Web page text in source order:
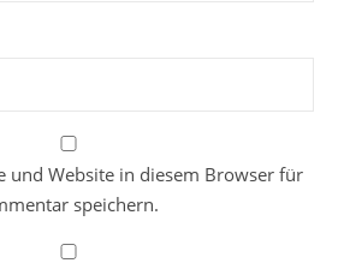
und Website in diesem Browser für
speichern.